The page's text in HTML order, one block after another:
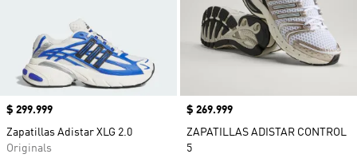
Precio
$ 299.999
Zapatillas Adistar XLG 2.0
Originals
Precio
$ 269.999
ZAPATILLAS ADISTAR CONTROL
5